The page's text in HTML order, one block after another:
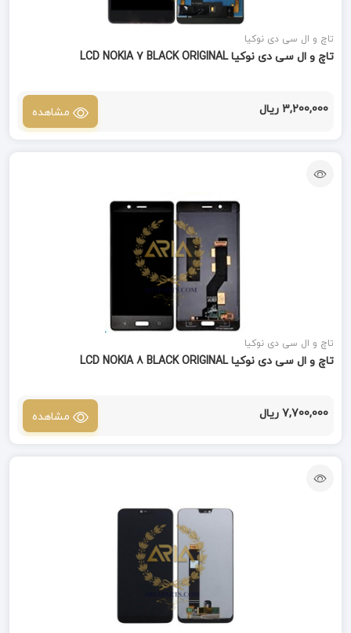
تاچ و ال سی دی نوکیا
تاچ و ال سی دی نوکیا LCD NOKIA 7 BLACK ORIGINAL
3,200,000 ریال مشاهده
تاچ و ال سی دی نوکیا
تاچ و ال سی دی نوکیا LCD NOKIA 8 BLACK ORIGINAL
7,700,000 ریال مشاهده